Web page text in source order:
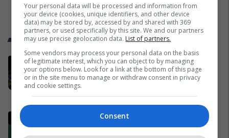
Trend Telegrafi
“Vrisni, vrisni shqiptarët”,
skandal në UFC Beograd: Buzukja
u përball me thirrje anti-shqiptare
nga tribunat
UFC
Mirlind Daku mes lotëve
përshëndetet me Rubin Kazanin,
Your personal data will be processed and information from
your device (cookies, unique identifiers, and other device
data) may be stored by, accessed by and shared with 369
partners, or used specifically by this site. We and our partners
may use precise geolocation data. List of partners.
Some vendors may process your personal data on the basis
of legitimate interest, which you can object to by managing
your options below. Look for a link at the bottom of this page
or in the site menu to manage or withdraw consent in privacy
and cookie settings.
Consent